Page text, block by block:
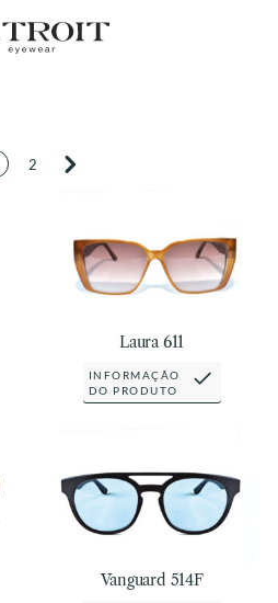
2
Laura 611
INFORMAÇÃO
DO PRODUTO
Vanguard 514F